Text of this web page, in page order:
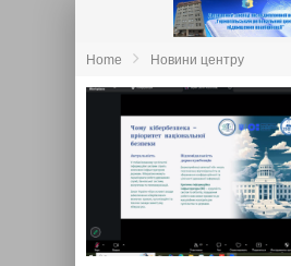
Home Новини центру